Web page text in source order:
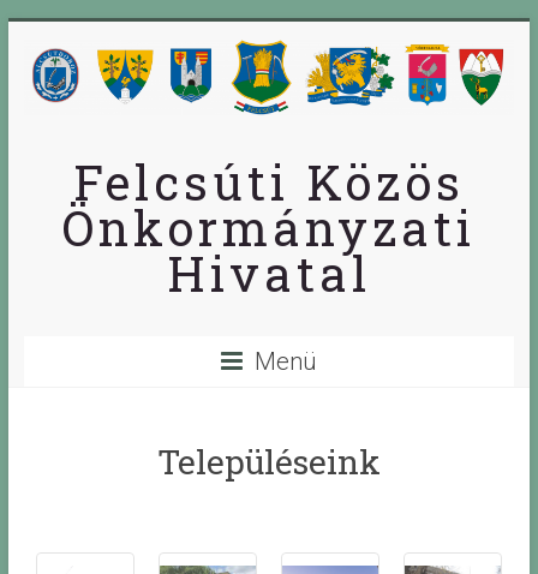
Felcsúti Közös
Önkormányzati
Hivatal
Menü
Településeink